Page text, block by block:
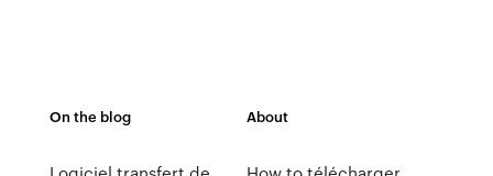
On the blog About